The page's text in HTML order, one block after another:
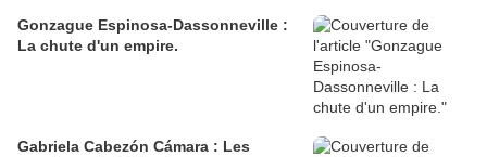
Gonzague Espinosa-Dassonneville :
La chute d'un empire.
Gabriela Cabezón Cámara : Les